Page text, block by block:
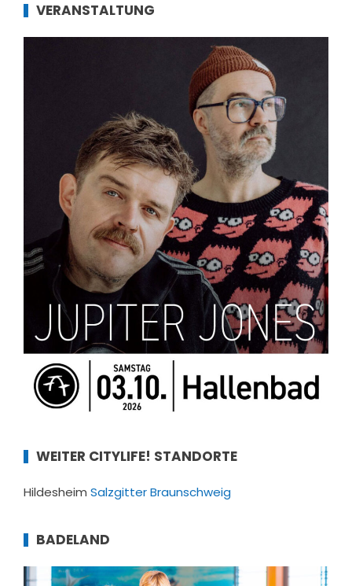
VERANSTALTUNG
WEITER CITYLIFE! STANDORTE
Hildesheim SalzgitterBraunschweig
BADELAND